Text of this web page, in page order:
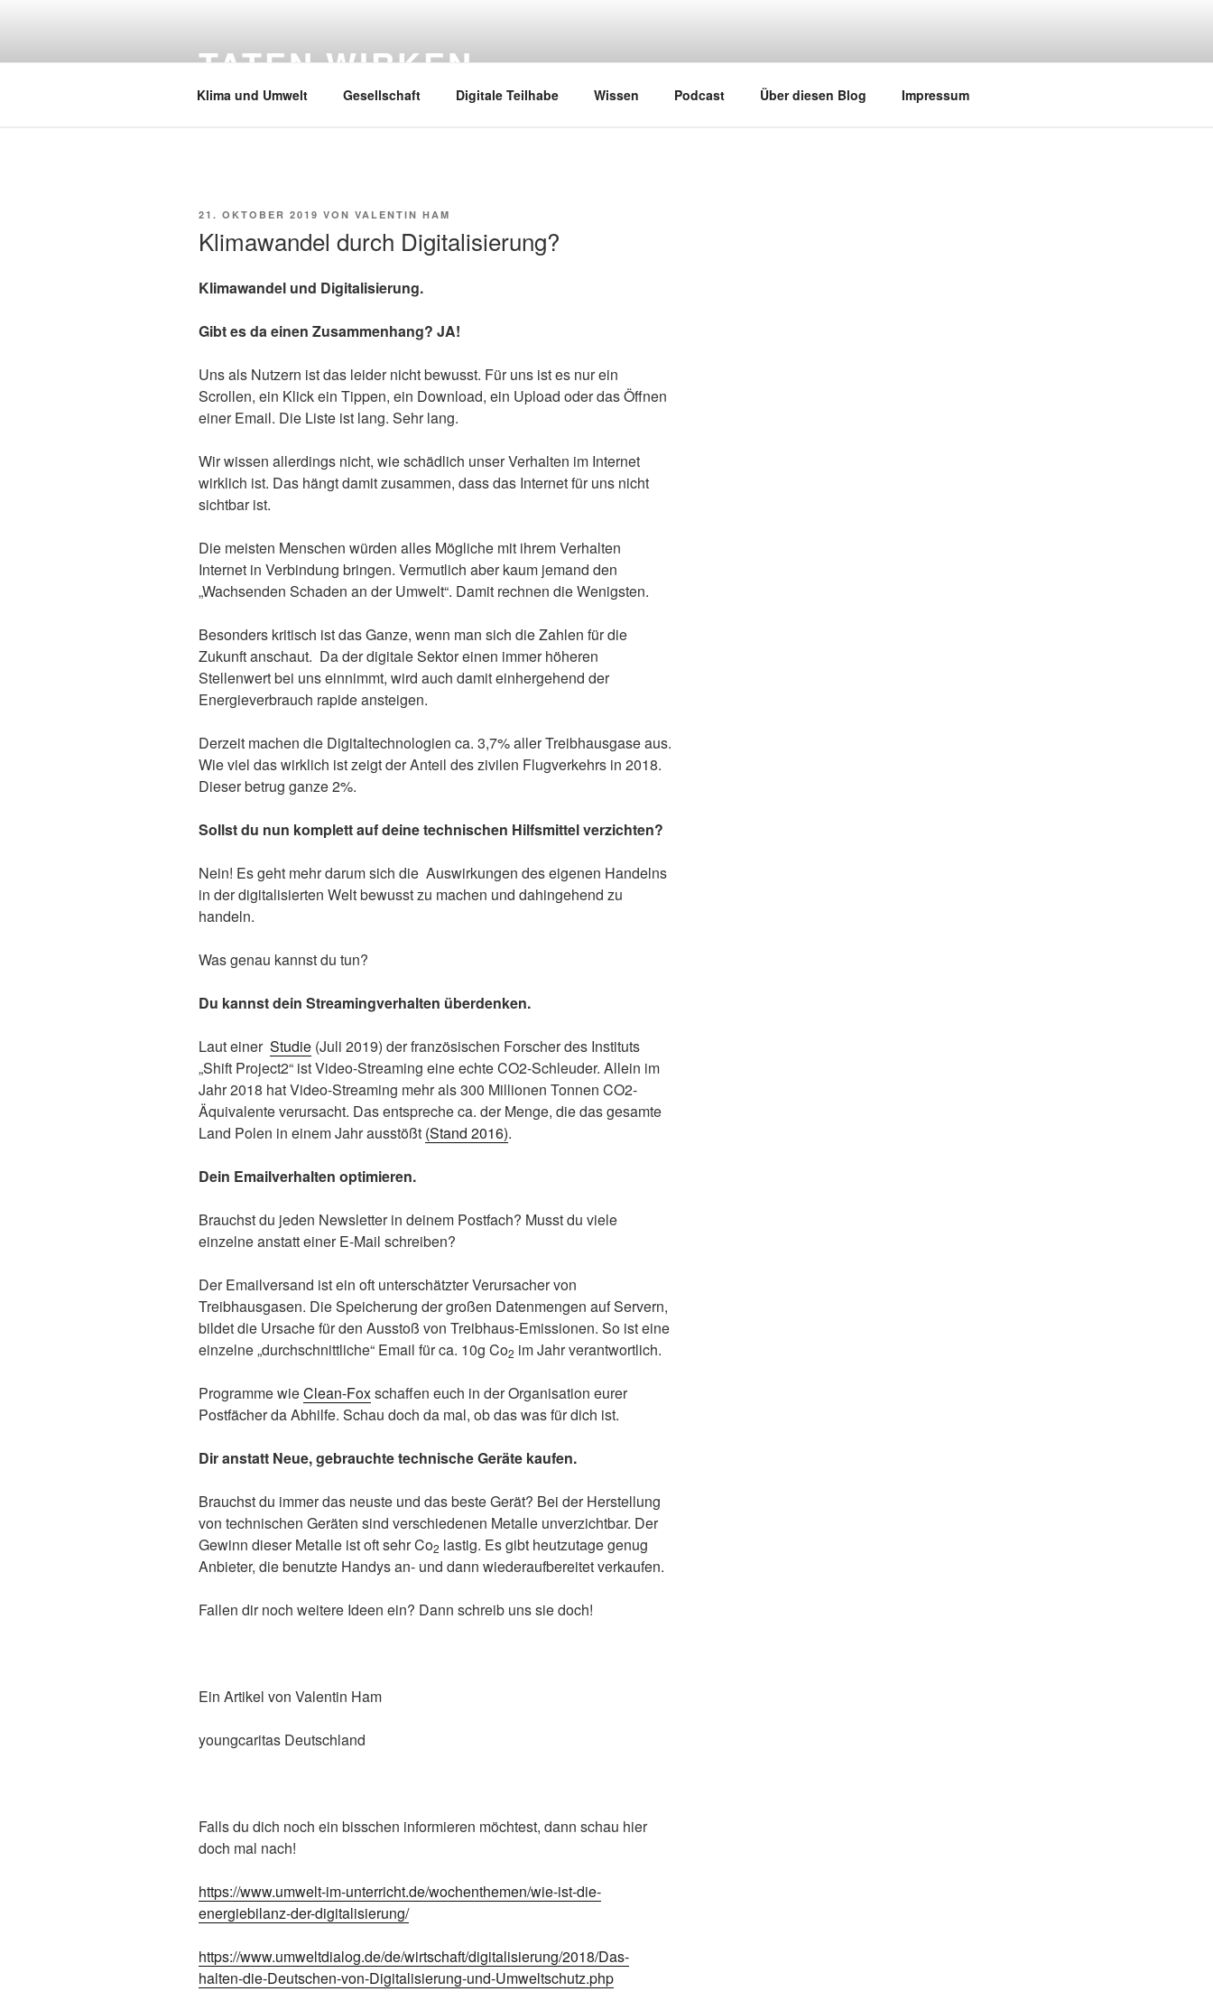
TATEN WIRKEN
Klima und Umwelt Gesellschaft Digitale Teilhabe Wissen Podcast Über diesen Blog Impressum
VERÖFFENTLICHT
21. OKTOBER 2019 VON VALENTIN HAM
Klimawandel durch Digitalisierung?
Klimawandel und Digitalisierung.
Gibt es da einen Zusammenhang? JA!
Uns als Nutzern ist das leider nicht bewusst. Für uns ist es nur ein
Scrollen, ein Klick ein Tippen, ein Download, ein Upload oder das Öffnen
einer Email. Die Liste ist lang. Sehr lang.
Wir wissen allerdings nicht, wie schädlich unser Verhalten im Internet
wirklich ist. Das hängt damit zusammen, dass das Internet für uns nicht
sichtbar ist.
Die meisten Menschen würden alles Mögliche mit ihrem Verhalten
Internet in Verbindung bringen. Vermutlich aber kaum jemand den
„Wachsenden Schaden an der Umwelt“. Damit rechnen die Wenigsten.
Besonders kritisch ist das Ganze, wenn man sich die Zahlen für die
Zukunft anschaut. Da der digitale Sektor einen immer höheren
Stellenwert bei uns einnimmt, wird auch damit einhergehend der
Energieverbrauch rapide ansteigen.
Derzeit machen die Digitaltechnologien ca. 3,7% aller Treibhausgase aus.
Wie viel das wirklich ist zeigt der Anteil des zivilen Flugverkehrs in 2018.
Dieser betrug ganze 2%.
Sollst du nun komplett auf deine technischen Hilfsmittel verzichten?
Nein! Es geht mehr darum sich die Auswirkungen des eigenen Handelns
in der digitalisierten Welt bewusst zu machen und dahingehend zu
handeln.
Was genau kannst du tun?
Du kannst dein Streamingverhalten überdenken.
Laut einer Studie (Juli 2019) der französischen Forscher des Instituts
„Shift Project2“ ist Video-Streaming eine echte CO2-Schleuder. Allein im
Jahr 2018 hat Video-Streaming mehr als 300 Millionen Tonnen CO2-
Äquivalente verursacht. Das entspreche ca. der Menge, die das gesamte
Land Polen in einem Jahr ausstößt (Stand 2016).
Dein Emailverhalten optimieren.
Brauchst du jeden Newsletter in deinem Postfach? Musst du viele
einzelne anstatt einer E-Mail schreiben?
Der Emailversand ist ein oft unterschätzter Verursacher von
Treibhausgasen. Die Speicherung der großen Datenmengen auf Servern,
bildet die Ursache für den Ausstoß von Treibhaus-Emissionen. So ist eine
einzelne „durchschnittliche“ Email für ca. 10g Co2 im Jahr verantwortlich.
Programme wieClean-Foxschaffen euch in der Organisation eurer
Postfächer da Abhilfe. Schau doch da mal, ob das was für dich ist.
Dir anstatt Neue, gebrauchte technische Geräte kaufen.
Brauchst du immer das neuste und das beste Gerät? Bei der Herstellung
von technischen Geräten sind verschiedenen Metalle unverzichtbar. Der
Gewinn dieser Metalle ist oft sehr Co2 lastig. Es gibt heutzutage genug
Anbieter, die benutzte Handys an- und dann wiederaufbereitet verkaufen.
Fallen dir noch weitere Ideen ein? Dann schreib uns sie doch!
Ein Artikel von Valentin Ham
youngcaritas Deutschland
Falls du dich noch ein bisschen informieren möchtest, dann schau hier
doch mal nach!
https://www.umwelt-im-unterricht.de/wochenthemen/wie-ist-die-
energiebilanz-der-digitalisierung/
https://www.umweltdialog.de/de/wirtschaft/digitalisierung/2018/Das-
halten-die-Deutschen-von-Digitalisierung-und-Umweltschutz.php